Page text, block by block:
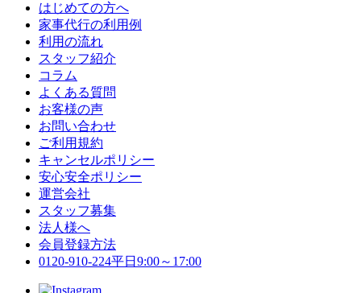
はじめての方へ
家事代行の利用例
利用の流れ
スタッフ紹介
コラム
よくある質問
お客様の声
お問い合わせ
ご利用規約
キャンセルポリシー
安心安全ポリシー
運営会社
スタッフ募集
法人様へ
会員登録方法
0120-910-224平日9:00～17:00